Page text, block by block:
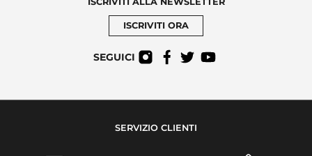
ISCRIVITI ORA
SEGUICI
SERVIZIO CLIENTI